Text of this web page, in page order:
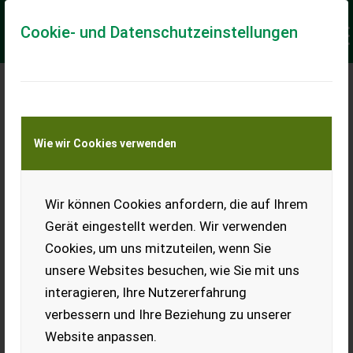
Cookie- und Datenschutzeinstellungen
Wie wir Cookies verwenden
Wir können Cookies anfordern, die auf Ihrem
Gerät eingestellt werden. Wir verwenden
Cookies, um uns mitzuteilen, wenn Sie
unsere Websites besuchen, wie Sie mit uns
interagieren, Ihre Nutzererfahrung
verbessern und Ihre Beziehung zu unserer
Website anpassen.
Meine Transportkostenanfrage
Transport von Land- und Baumaschinen –
KEINE Tiertransporte
Ladeort
Ort